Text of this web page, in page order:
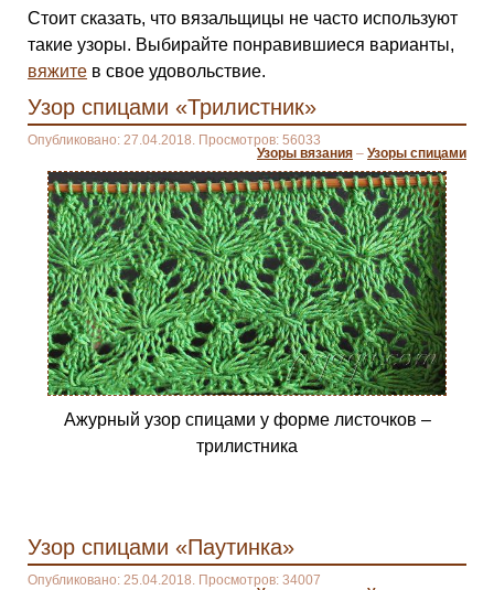
Стоит сказать, что вязальщицы не часто используют
такие узоры. Выбирайте понравившиеся варианты,
вяжите в свое удовольствие.
Узор спицами «Трилистник»
Опубликовано: 27.04.2018. Просмотров: 56033
Узоры вязания – Узоры спицами
Ажурный узор спицами у форме листочков –
трилистника
Узор спицами «Паутинка»
Опубликовано: 25.04.2018. Просмотров: 34007